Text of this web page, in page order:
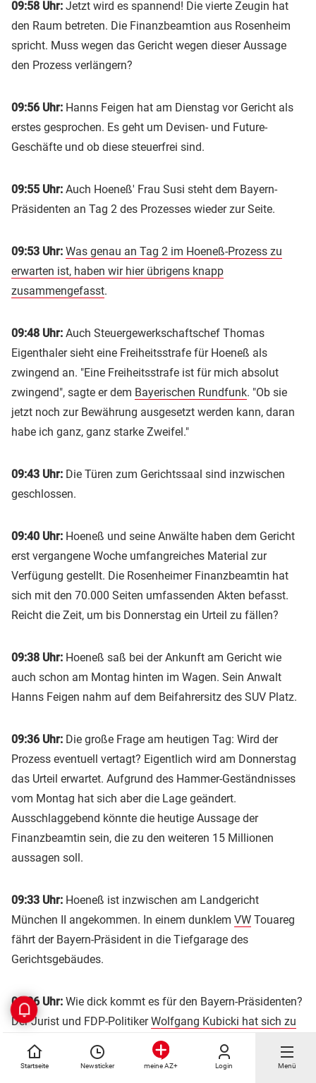
Startseite Newsticker meine AZ+ Login Menü
09:58 Uhr: Jetzt wird es spannend! Die vierte Zeugin hat
den Raum betreten. Die Finanzbeamtion aus Rosenheim
spricht. Muss wegen das Gericht wegen dieser Aussage
den Prozess verlängern?
09:56 Uhr: Hanns Feigen hat am Dienstag vor Gericht als
erstes gesprochen. Es geht um Devisen- und Future-
Geschäfte und ob diese steuerfrei sind.
09:55 Uhr: Auch Hoeneß' Frau Susi steht dem Bayern-
Präsidenten an Tag 2 des Prozesses wieder zur Seite.
09:53 Uhr: Was genau an Tag 2 im Hoeneß-Prozess zu
erwarten ist, haben wir hier übrigens knapp
zusammengefasst.
09:48 Uhr: Auch Steuergewerkschaftschef Thomas
Eigenthaler sieht eine Freiheitsstrafe für Hoeneß als
zwingend an. "Eine Freiheitsstrafe ist für mich absolut
zwingend", sagte er dem Bayerischen Rundfunk. "Ob sie
jetzt noch zur Bewährung ausgesetzt werden kann, daran
habe ich ganz, ganz starke Zweifel."
09:43 Uhr: Die Türen zum Gerichtssaal sind inzwischen
geschlossen.
09:40 Uhr: Hoeneß und seine Anwälte haben dem Gericht
erst vergangene Woche umfangreiches Material zur
Verfügung gestellt. Die Rosenheimer Finanzbeamtin hat
sich mit den 70.000 Seiten umfassenden Akten befasst.
Reicht die Zeit, um bis Donnerstag ein Urteil zu fällen?
09:38 Uhr: Hoeneß saß bei der Ankunft am Gericht wie
auch schon am Montag hinten im Wagen. Sein Anwalt
Hanns Feigen nahm auf dem Beifahrersitz des SUV Platz.
09:36 Uhr: Die große Frage am heutigen Tag: Wird der
Prozess eventuell vertagt? Eigentlich wird am Donnerstag
das Urteil erwartet. Aufgrund des Hammer-Geständnisses
vom Montag hat sich aber die Lage geändert.
Ausschlaggebend könnte die heutige Aussage der
Finanzbeamtin sein, die zu den weiteren 15 Millionen
aussagen soll.
09:33 Uhr: Hoeneß ist inzwischen am Landgericht
München II angekommen. In einem dunklem VW Touareg
fährt der Bayern-Präsident in die Tiefgarage des
Gerichtsgebäudes.
09:26 Uhr: Wie dick kommt es für den Bayern-Präsidenten?
Der Jurist und FDP-PolitikerWolfgang Kubicki hat sich zu
Hoeneß geäußert und glaubt nicht an eine
Bewährungsstrafefür den Präsidenten des FC Bayern